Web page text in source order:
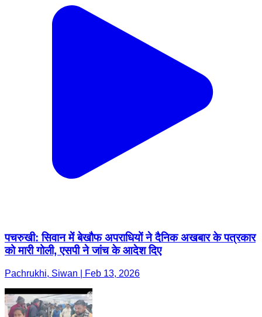
पचरुखी: सिवान में बेखौफ अपराधियों ने दैनिक अखबार के पत्रकार
को मारी गोली, एसपी ने जांच के आदेश दिए
Pachrukhi, Siwan | Feb 13, 2026